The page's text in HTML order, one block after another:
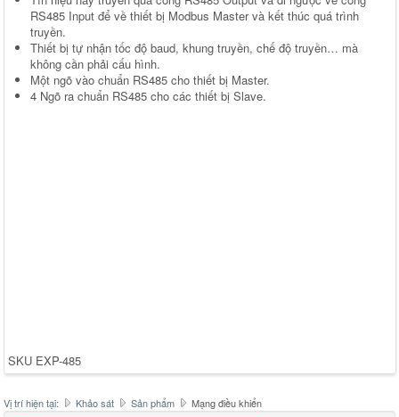
RS485 Input để về thiết bị Modbus Master và kết thúc quá trình
truyền.
Thiết bị tự nhận tốc độ baud, khung truyền, chế độ truyền… mà
không cần phải cấu hình.
Một ngõ vào chuẩn RS485 cho thiết bị Master.
4 Ngõ ra chuẩn RS485 cho các thiết bị Slave.
SKU EXP-485
Vị trí hiện tại: Khảo sát Sản phẩm Mạng điều khiển